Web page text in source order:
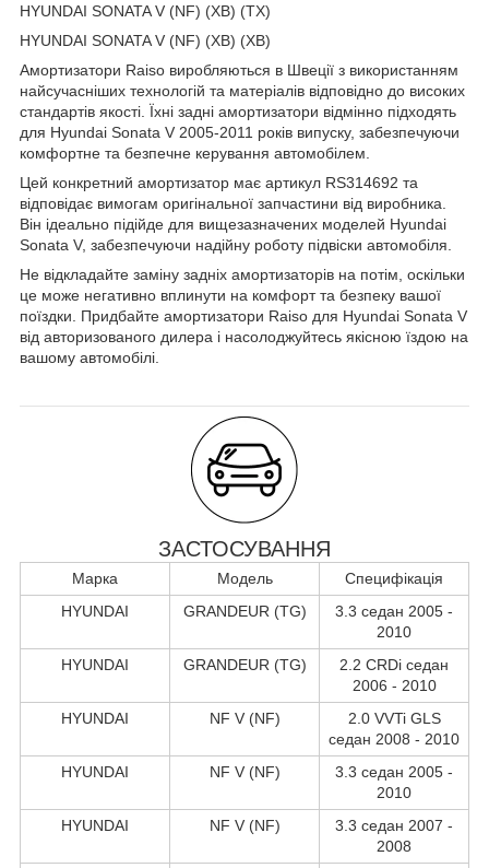
HYUNDAI SONATA V (NF) (ХВ) (ТХ)
HYUNDAI SONATA V (NF) (ХВ) (ХВ)
Амортизатори Raiso виробляються в Швеції з використанням
найсучасніших технологій та матеріалів відповідно до високих
стандартів якості. Їхні задні амортизатори відмінно підходять
для Hyundai Sonata V 2005-2011 років випуску, забезпечуючи
комфортне та безпечне керування автомобілем.
Цей конкретний амортизатор має артикул RS314692 та
відповідає вимогам оригінальної запчастини від виробника.
Він ідеально підійде для вищезазначених моделей Hyundai
Sonata V, забезпечуючи надійну роботу підвіски автомобіля.
Не відкладайте заміну задніх амортизаторів на потім, оскільки
це може негативно вплинути на комфорт та безпеку вашої
поїздки. Придбайте амортизатори Raiso для Hyundai Sonata V
від авторизованого дилера і насолоджуйтесь якісною їздою на
вашому автомобілі.
ЗАСТОСУВАННЯ
Марка Модель
Специфікація
HYUNDAI
GRANDEUR (TG)
3.3 седан 2005 -
2010
HYUNDAI
GRANDEUR (TG)
2.2 CRDi седан
2006 - 2010
HYUNDAI
NF V (NF)
2.0 VVTi GLS
седан 2008 - 2010
HYUNDAI
NF V (NF)
3.3 седан 2005 -
2010
HYUNDAI
NF V (NF)
3.3 седан 2007 -
2008